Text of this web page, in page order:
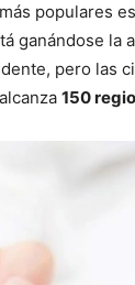
populares
ganándose la
pero las
150